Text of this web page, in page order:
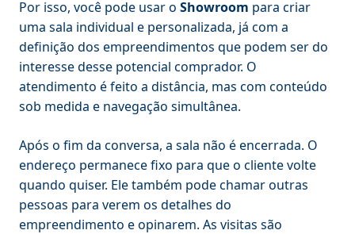
Por isso, você pode usar o Showroom para criar
uma sala individual e personalizada, já com a
definição dos empreendimentos que podem ser do
interesse desse potencial comprador. O
atendimento é feito a distância, mas com conteúdo
sob medida e navegação simultânea.
Após o fim da conversa, a sala não é encerrada. O
endereço permanece fixo para que o cliente volte
quando quiser. Ele também pode chamar outras
pessoas para verem os detalhes do
empreendimento e opinarem. As visitas são